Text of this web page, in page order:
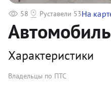
Характеристики
Владельцы по ПТС
58 Руставели 53На